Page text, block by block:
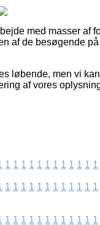
med masser af
af de besøgende
løbende, men vi
af vores
1 1 1 1 1 1 1 1 1 1 1 1
1 1 1 1 1 1 1 1 1 1 1 1
1 1 1 1 1 1 1 1 1 1 1 1